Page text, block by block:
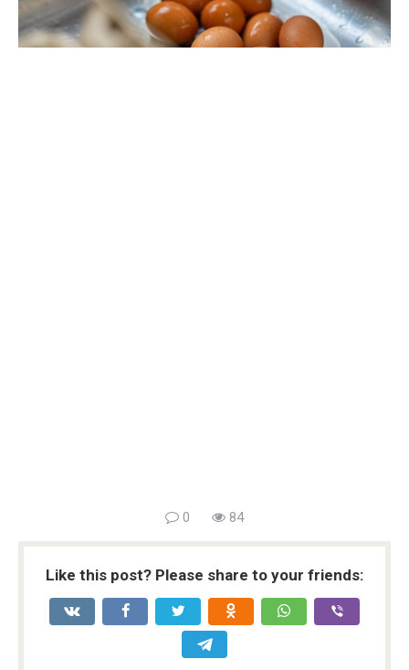
0 84
Like this post? Please share to your friends: